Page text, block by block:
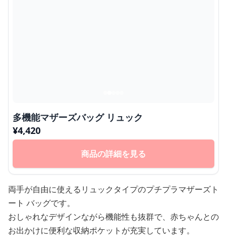
多機能マザーズバッグ リュック
¥4,420
商品の詳細を見る
両手が自由に使えるリュックタイプのプチプラマザーズト
ート バッグです。
おしゃれなデザインながら機能性も抜群で、赤ちゃんとの
お出かけに便利な収納ポケットが充実しています。